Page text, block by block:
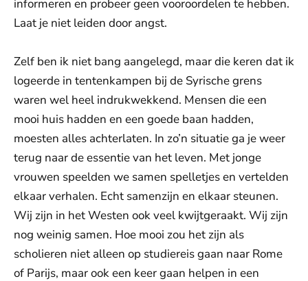
informeren en probeer geen vooroordelen te hebben.
Laat je niet leiden door angst.
Zelf ben ik niet bang aangelegd, maar die keren dat ik
logeerde in tentenkampen bij de Syrische grens
waren wel heel indrukwekkend. Mensen die een
mooi huis hadden en een goede baan hadden,
moesten alles achterlaten. In zo’n situatie ga je weer
terug naar de essentie van het leven. Met jonge
vrouwen speelden we samen spelletjes en vertelden
elkaar verhalen. Echt samenzijn en elkaar steunen.
Wij zijn in het Westen ook veel kwijtgeraakt. Wij zijn
nog weinig samen. Hoe mooi zou het zijn als
scholieren niet alleen op studiereis gaan naar Rome
of Parijs, maar ook een keer gaan helpen in een